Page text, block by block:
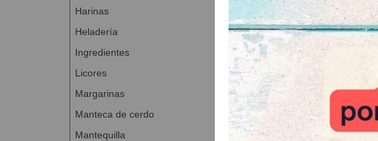
Harinas
Heladería
Ingredientes
Licores
Margarinas
Manteca de cerdo
Mantequilla
CITROPERL
0,050 kg
ORAPERL0,040 kg
AROMA ANÍS
0,035 kg
Levadura 0,125 kg
Agua 0,700 kg
Total 10,000 kg
Relleno de crema